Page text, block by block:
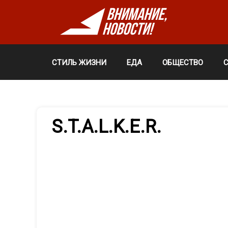
СТИЛЬ ЖИЗНИ ЕДА ОБЩЕСТВО
S.T.A.L.K.E.R.